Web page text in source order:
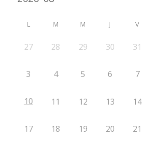
L M M J V
27 28 29 30 31
3 4 5 6 7
10 11 12 13 14
17 18 19 20 21